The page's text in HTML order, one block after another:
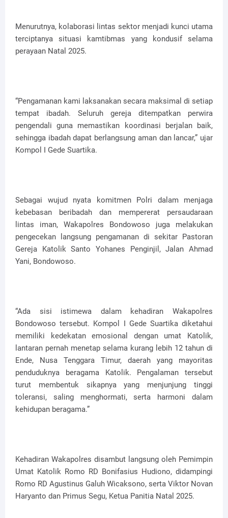
Menurutnya, kolaborasi lintas sektor menjadi kunci utama
terciptanya situasi kamtibmas yang kondusif selama
perayaan Natal 2025.
“Pengamanan kami laksanakan secara maksimal di setiap
tempat ibadah. Seluruh gereja ditempatkan perwira
pengendali guna memastikan koordinasi berjalan baik,
sehingga ibadah dapat berlangsung aman dan lancar,” ujar
Kompol I Gede Suartika.
Sebagai wujud nyata komitmen Polri dalam menjaga
kebebasan beribadah dan mempererat persaudaraan
lintas iman, Wakapolres Bondowoso juga melakukan
pengecekan langsung pengamanan di sekitar Pastoran
Gereja Katolik Santo Yohanes Penginjil, Jalan Ahmad
Yani, Bondowoso.
“Ada sisi istimewa dalam kehadiran Wakapolres
Bondowoso tersebut. Kompol I Gede Suartika diketahui
memiliki kedekatan emosional dengan umat Katolik,
lantaran pernah menetap selama kurang lebih 12 tahun di
Ende, Nusa Tenggara Timur, daerah yang mayoritas
penduduknya beragama Katolik. Pengalaman tersebut
turut membentuk sikapnya yang menjunjung tinggi
toleransi, saling menghormati, serta harmoni dalam
kehidupan beragama.”
Kehadiran Wakapolres disambut langsung oleh Pemimpin
Umat Katolik Romo RD Bonifasius Hudiono, didampingi
Romo RD Agustinus Galuh Wicaksono, serta Viktor Novan
Haryanto dan Primus Segu, Ketua Panitia Natal 2025.